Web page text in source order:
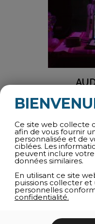
Location
Ce site web collecte
afin de vous fournir
personnalisée et de
ciblées. Les
peuvent inclure
données similaires.
En utilisant ce site
puissions collecter et
personnelles
confidentialité.